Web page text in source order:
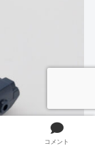
コメント